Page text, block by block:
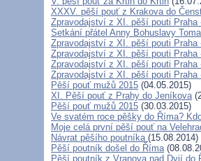
XXXV. pěší pouť z Krakova do
Zpravodajství z XI. pěší pouti Praha
Setkání přátel Anny Bohuslavy
Zpravodajství z XI. pěší pouti Praha
Zpravodajství z XI. pěší pouti Praha
Zpravodajství z XI. pěší pouti Praha
Zpravodajství z XI. pěší pouti Praha
Pěší pouť mužů 2015 (04.05.2015)
XI. Pěší pouť z Prahy do Jeníkova
Pěší pouť mužů 2015 (30.03.2015)
Ve svatém roce pěšky do Říma?
Moje celá první pěší pouť na
Návrat pěšího poutníka (15.08.2014)
Pěší poutník došel do Říma
Pěší poutník z Vranova nad Dyjí do